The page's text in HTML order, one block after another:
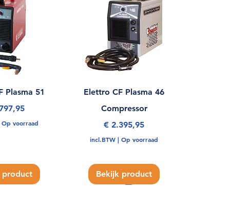
Plasma 51
Op voorraad
product
Elettro CF Plasma 46
Compressor
Prijs
€ 2.395,95
incl.BTW|Op voorraad
Bekijk product